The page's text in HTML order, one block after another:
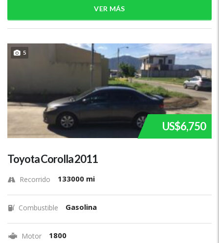
VER MÁS
5
US$6,750
Toyota Corolla 2011
Recorrido 133000 mi
Combustible Gasolina
Motor 1800